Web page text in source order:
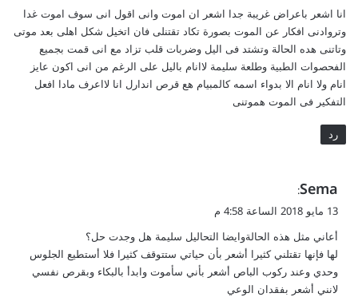
ل
انا اشعر باعراض غريبة جدا اشعر ان اموت وانى اقول انى سوف اموت غدا
وتروادنى افكار عن الموت بصورة تكاد تقتنلى فان اتخيل شكل اهلى بعد موتى
وتاتنى هده الحالة وتشتد فى اليل وضربات قلب تزاد مع انى قمت بجميع
الفحصوات الطبية وطلعة سليمة لاانام باليل على الرغم من انى اكون عايز
انام ولا انام الا بدواء اسمه كالمبيام هع قرص اندارل انا لااعرف مادا افعل
التفكير فى الموت هموتنى
رد
ي
ق
ل
Sema
:
13 مايو 2018 الساعة 4:58 م
أعاني مثل هذه الحالةوايضا التحاليل سليمة هل وجدت حل؟
لها فإنها تقتلني كثيرا أشعر بأن حياتي ستتوقف كثيرا فلا أستطيع الجلوس
وحدي وعند ركوب الباص أشعر بأني سأموت وابدأ بالبكاء وبقرص نفسي
لانني أشعر بفقدان الوعي